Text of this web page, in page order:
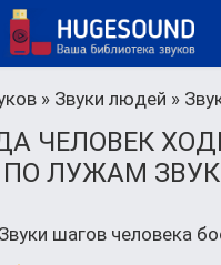
» Звуки людей » Звуки
ЧЕЛОВЕК
ЛУЖАМ ЗВУК
Звуки шагов человека